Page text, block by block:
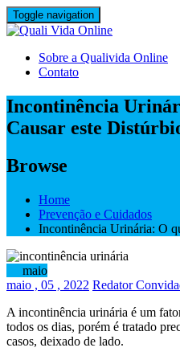
Skip
to
Toggle navigation
Sobre a Qualivida Online
Contato
Incontinência
Causar este
Browse
Home
Prevenção e Cuidados
Incontinência Urinária: O
maio
maio , 05 , 2022 Redator
A incontinência urinária é um
todos os dias, porém é tratado
casos, deixado de lado.